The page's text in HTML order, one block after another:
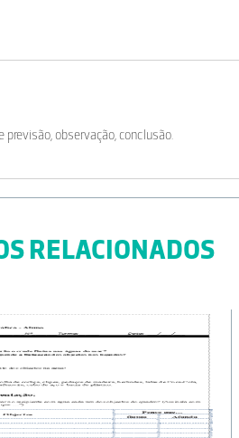
observação, conclusão.
RELACIONADOS